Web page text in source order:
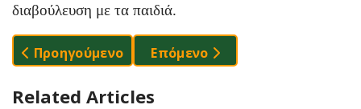
διαβούλευση με τα παιδιά.
Προηγούμενο Άρθρο: Στη Θεσσαλονίκη Το
Προηγούμενο Επόμενο Άρθρο: Ζουμ Στα
Επόμενο
Related Articles